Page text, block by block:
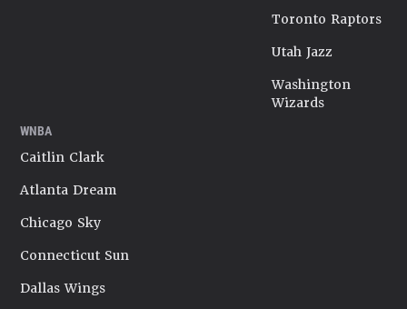
Toronto Raptors
Utah Jazz
Washington
Wizards
WNBA
Caitlin Clark
Atlanta Dream
Chicago Sky
Connecticut Sun
Dallas Wings